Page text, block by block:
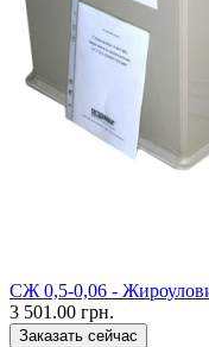
CЖ 0,5-0,06 -
3 501.00 грн.
Заказать сейчас